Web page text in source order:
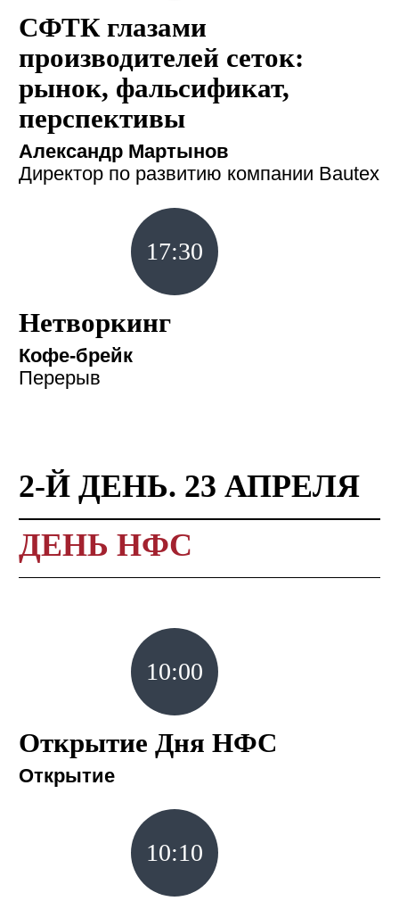
СФТК глазами
производителей сеток:
рынок, фальсификат,
перспективы
Александр Мартынов
Директор по развитию компании Bautex
17:30
Нетворкинг
Кофе-брейк
Перерыв
2-Й ДЕНЬ. 23 АПРЕЛЯ
ДЕНЬ НФС
10:00
Открытие Дня НФС
Открытие
10:10